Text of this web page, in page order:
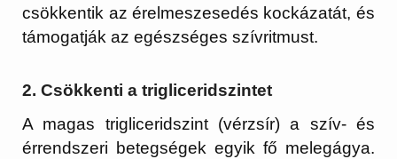
csökkentik az érelmeszesedés kockázatát, és
támogatják az egészséges szívritmust.
2. Csökkenti a trigliceridszintet
A magas trigliceridszint (vérzsír) a szív- és
érrendszeri betegségek egyik fő melegágya.